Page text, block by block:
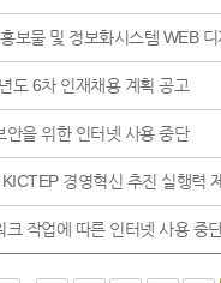
보물 및 정보화시스템 WEB
도 6차 인재채용 계획 공고
안을 위한 인터넷 사용 중단
KICTEP 경영혁신 추진 실행력
크 작업에 따른 인터넷 사용 중